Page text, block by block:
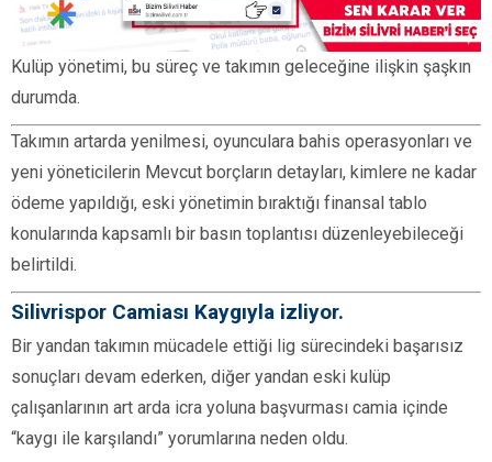
Kulüp yönetimi, bu süreç ve takımın geleceğine ilişkin şaşkın
durumda.
Takımın artarda yenilmesi, oyunculara bahis operasyonları ve
yeni yöneticilerin Mevcut borçların detayları, kimlere ne kadar
ödeme yapıldığı, eski yönetimin bıraktığı finansal tablo
konularında kapsamlı bir basın toplantısı düzenleyebileceği
belirtildi.
Silivrispor Camiası Kaygıyla izliyor.
Bir yandan takımın mücadele ettiği lig sürecindeki başarısız
sonuçları devam ederken, diğer yandan eski kulüp
çalışanlarının art arda icra yoluna başvurması camia içinde
“kaygı ile karşılandı” yorumlarına neden oldu.